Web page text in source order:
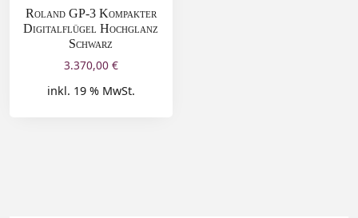
Roland GP‑3 Kompakter
Digitalflügel Hochglanz
Schwarz
3.370,00 €
inkl. 19 % MwSt.